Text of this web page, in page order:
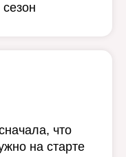
что
на старте